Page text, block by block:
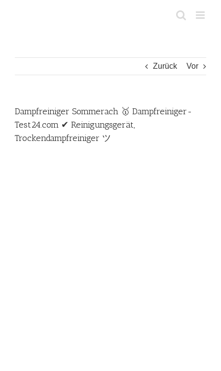
Zurück Vor
Dampfreiniger Sommerach 🥇 Dampfreiniger-
Test24.com ✔ Reinigungsgerät,
Trockendampfreiniger ツ